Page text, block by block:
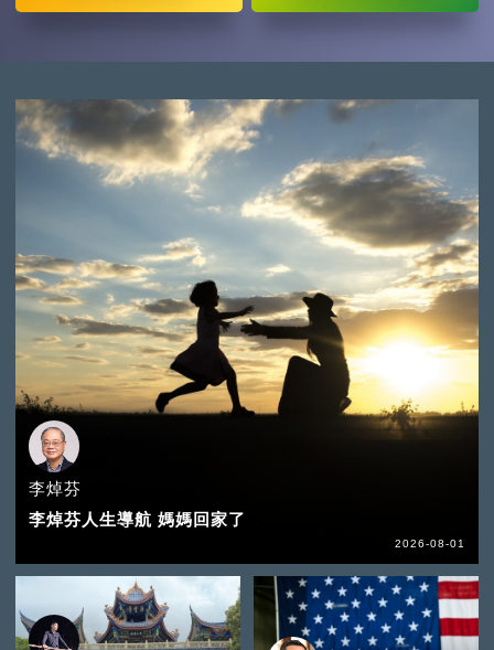
李焯芬
李焯芬人生導航 媽媽回家了
2026-08-01